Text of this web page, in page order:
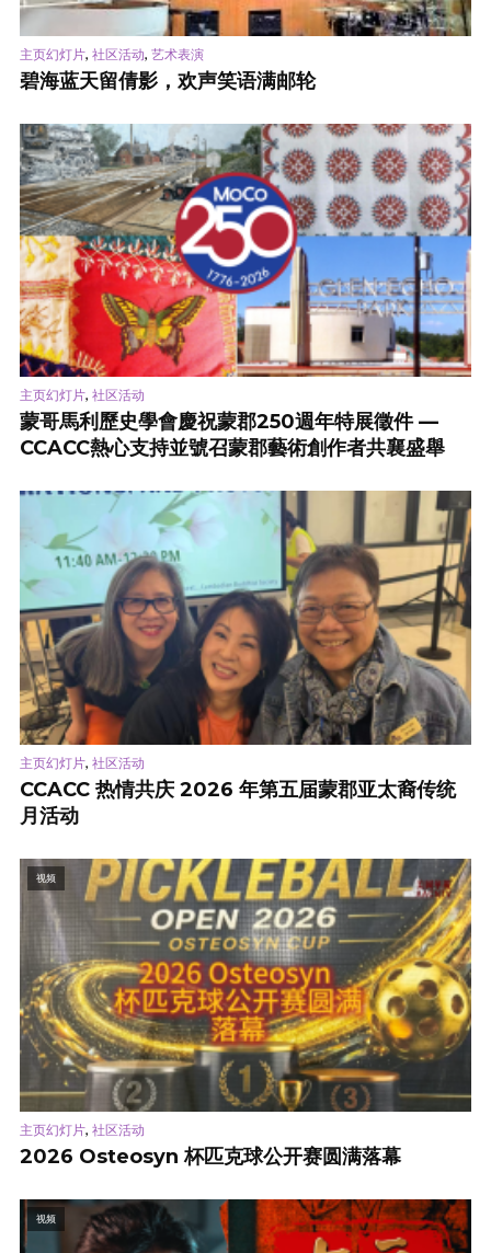
主页幻灯片, 社区活动, 艺术表演
碧海蓝天留倩影，欢声笑语满邮轮
主页幻灯片, 社区活动
蒙哥馬利歷史學會慶祝蒙郡250週年特展徵件 —
CCACC熱心支持並號召蒙郡藝術創作者共襄盛舉
主页幻灯片, 社区活动
CCACC 热情共庆 2026 年第五届蒙郡亚太裔传统
月活动
视频
主页幻灯片, 社区活动
2026 Osteosyn 杯匹克球公开赛圆满落幕
视频